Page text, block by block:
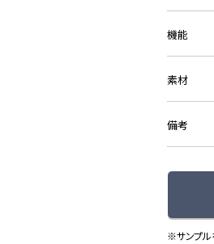
機能
素材
備考
※サンプル